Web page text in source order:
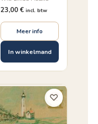
23,00 € incl. btw
Meer info
In winkelmand
♡